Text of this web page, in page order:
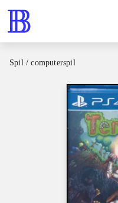
Spil / computerspil